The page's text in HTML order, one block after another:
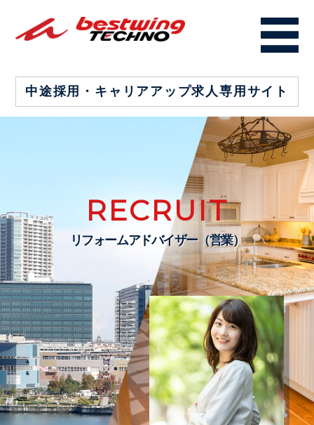
中途採用・キャリアアップ求人専用サイト
RECRUIT
リフォームアドバイザー（営業）